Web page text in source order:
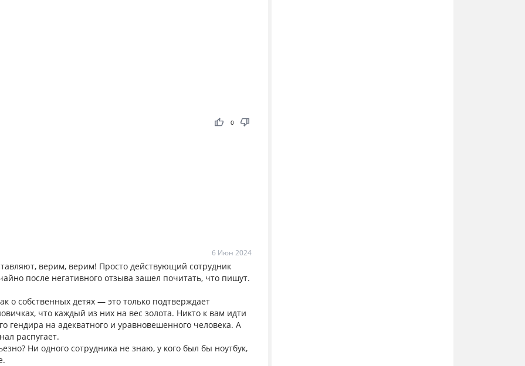
thumb_up thumb_down
0
6 Июн 2024
верим, верим! Просто действующий сотрудник
после негативного отзыва зашел почитать, что пишут.
о собственных детях — это только подтверждает
что каждый из них на вес золота. Никто к вам идти
гендира на адекватного и уравновешенного человека. А
распугает.
Ни одного сотрудника не знаю, у кого был бы ноутбук,